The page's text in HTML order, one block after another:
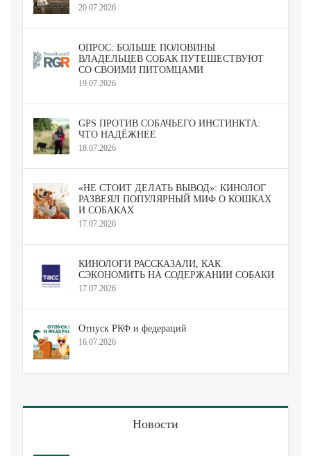
20.07.2026
ОПРОС: БОЛЬШЕ ПОЛОВИНЫ
ВЛАДЕЛЬЦЕВ СОБАК ПУТЕШЕСТВУЮТ
СО СВОИМИ ПИТОМЦАМИ
19.07.2026
GPS ПРОТИВ СОБАЧЬЕГО ИНСТИНКТА:
ЧТО НАДЁЖНЕЕ
18.07.2026
«НЕ СТОИТ ДЕЛАТЬ ВЫВОД»: КИНОЛОГ
РАЗВЕЯЛ ПОПУЛЯРНЫЙ МИФ О КОШКАХ
И СОБАКАХ
17.07.2026
КИНОЛОГИ РАССКАЗАЛИ, КАК
СЭКОНОМИТЬ НА СОДЕРЖАНИИ СОБАКИ
17.07.2026
Отпуск РКФ и федераций
16.07.2026
Новости